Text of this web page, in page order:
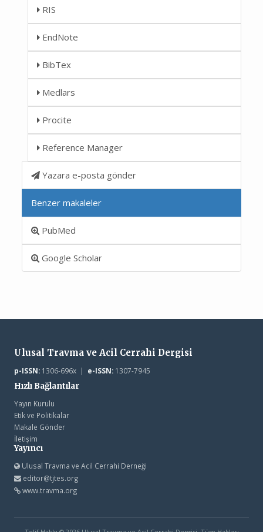
RIS
EndNote
BibTex
Medlars
Procite
Reference Manager
Yazara e-posta gönder
Benzer makaleler
PubMed
Google Scholar
Ulusal Travma ve Acil Cerrahi Dergisi
p-ISSN:1306-696x | e-ISSN:1307-7945
Hızlı Bağlantılar
Yayın Kurulu
Etik ve Politikalar
Makale Gönder
İletişim
Yayıncı
Ulusal Travma ve Acil Cerrahi Derneği
editor@tjtes.org
www.travma.org